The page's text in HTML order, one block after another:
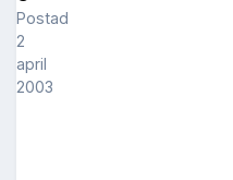
Postad
2
april
2003